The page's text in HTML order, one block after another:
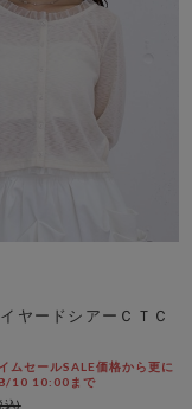
ヤードシアーＣＴＣ
ムセールSALE価格から更に
10 10:00まで